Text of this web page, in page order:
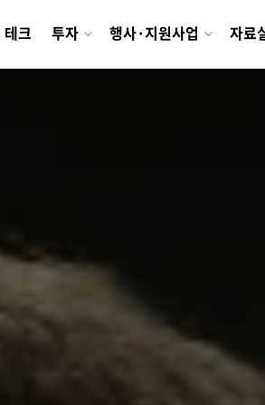
테크 투자 행사·지원사업 자료